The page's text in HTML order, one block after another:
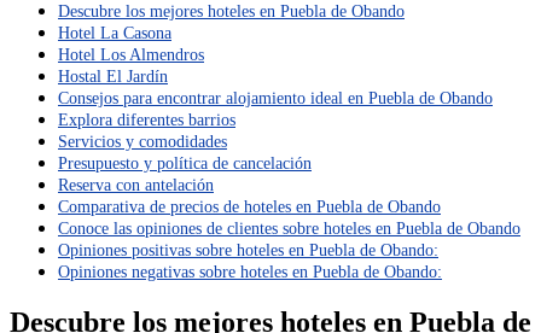
Descubre los mejores hoteles en Puebla de Obando
Hotel La Casona
Hotel Los Almendros
Hostal El Jardín
Consejos para encontrar alojamiento ideal en Puebla de Obando
Explora diferentes barrios
Servicios y comodidades
Presupuesto y política de cancelación
Reserva con antelación
Comparativa de precios de hoteles en Puebla de Obando
Conoce las opiniones de clientes sobre hoteles en Puebla de Obando
Opiniones positivas sobre hoteles en Puebla de Obando:
Opiniones negativas sobre hoteles en Puebla de Obando:
Descubre los mejores hoteles en Puebla de